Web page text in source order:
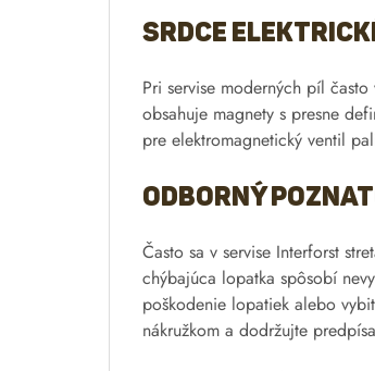
Srdce
Pri servise moderných píl
obsahuje magnety s presne
pre elektromagnetický ventil
Odborný
Často sa v servise Interforst
chýbajúca lopatka spôsobí
poškodenie lopatiek alebo
nákružkom a dodržujte